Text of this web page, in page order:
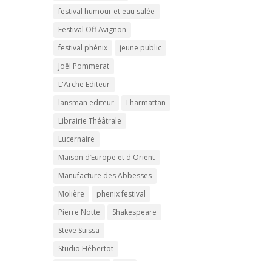
festival humour et eau salée
Festival Off Avignon
festival phénix
jeune public
Joël Pommerat
L'Arche Editeur
lansman editeur
Lharmattan
Librairie Théâtrale
Lucernaire
Maison d’Europe et d'Orient
Manufacture des Abbesses
Molière
phenix festival
Pierre Notte
Shakespeare
Steve Suissa
Studio Hébertot